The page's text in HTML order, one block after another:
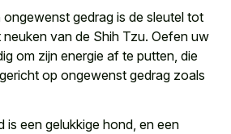
gedrag is de sleutel tot
van de Shih Tzu. Oefen uw
om zijn energie af te putten, die
op ongewenst gedrag zoals
is een gelukkige hond, en een